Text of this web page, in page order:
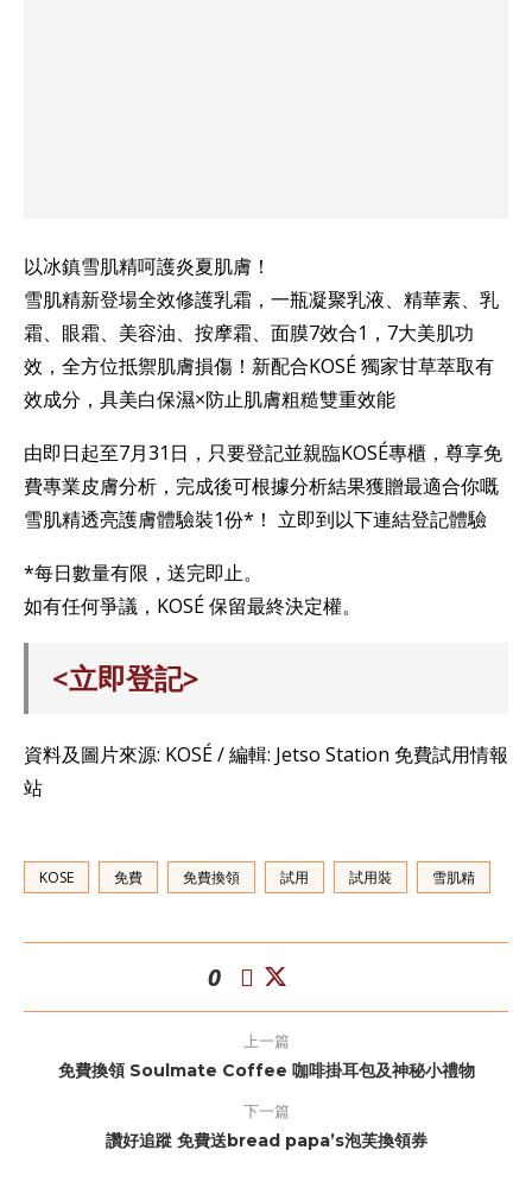
以冰鎮雪肌精呵護炎夏肌膚！
雪肌精新登場全效修護乳霜，一瓶凝聚乳液、精華素、乳
霜、眼霜、美容油、按摩霜、面膜7效合1，7大美肌功
效，全方位抵禦肌膚損傷！新配合KOSÉ 獨家甘草萃取有
效成分，具美白保濕×防止肌膚粗糙雙重效能
由即日起至7月31日，只要登記並親臨KOSÉ專櫃，尊享免
費專業皮膚分析，完成後可根據分析結果獲贈最適合你嘅
雪肌精透亮護膚體驗裝1份*！ 立即到以下連結登記體驗
*每日數量有限，送完即止。
如有任何爭議，KOSÉ 保留最終決定權。
<立即登記>
資料及圖片來源: KOSÉ / 編輯: Jetso Station 免費試用情報
站
KOSE 免費 免費換領 試用 試用裝 雪肌精
0
上一篇
免費換領 Soulmate Coffee 咖啡掛耳包及神秘小禮物
下一篇
讚好追蹤 免費送bread papa’s泡芙換領券